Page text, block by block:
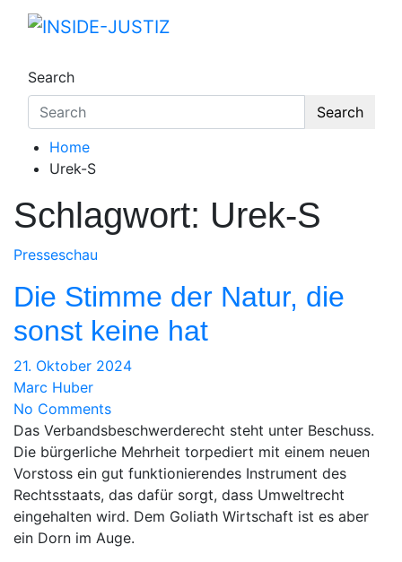
Skip
Search
Search
Home
Urek-S
Schlagwort: Urek-S
Presseschau
Die Stimme der Natur, die
sonst keine hat
21. Oktober 2024
Marc Huber
No Comments
Das Verbandsbeschwerderecht steht unter Beschuss.
Die bürgerliche Mehrheit torpediert mit einem neuen
Vorstoss ein gut funktionierendes Instrument des
Rechtsstaats, das dafür sorgt, dass Umweltrecht
eingehalten wird. Dem Goliath Wirtschaft ist es aber
ein Dorn im Auge.